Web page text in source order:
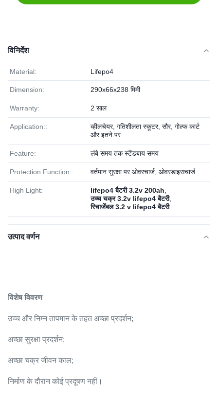
विनिर्देश
Material: Lifepo4
Dimension: 290x66x238 मिमी
Warranty: 2 साल
Application::
व्हीलचेयर, गतिशीलता स्कूटर, सौर, गोल्फ कार्ट
और इतने पर
Feature: लंबे समय तक स्टैंडबाय समय
Protection Function:: वर्तमान सुरक्षा पर ओवरचार्ज, ओवरडाइसचार्ज
High Light: lifepo4 बैटरी 3.2v 200ah
उच्च चक्र 3.2v lifepo4 बैटरी,
रिचार्जेबल 3.2 v lifepo4 बैटरी
उत्पाद वर्णन
विशेष विवरण
उच्च और निम्न तापमान के तहत अच्छा प्रदर्शन;
अच्छा सुरक्षा प्रदर्शन;
अच्छा चक्र जीवन काल;
निर्माण के दौरान कोई प्रदूषण नहीं।